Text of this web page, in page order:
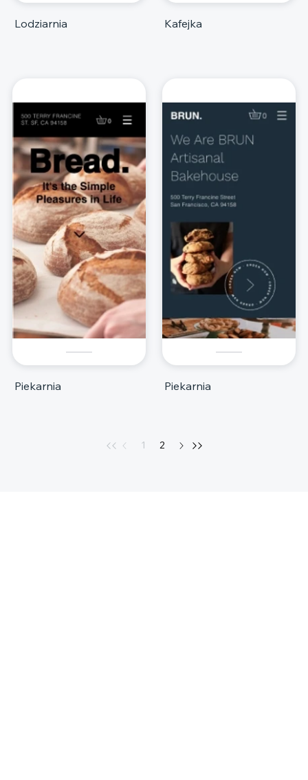
Lodziarnia Kafejka
Piekarnia Piekarnia
1 2